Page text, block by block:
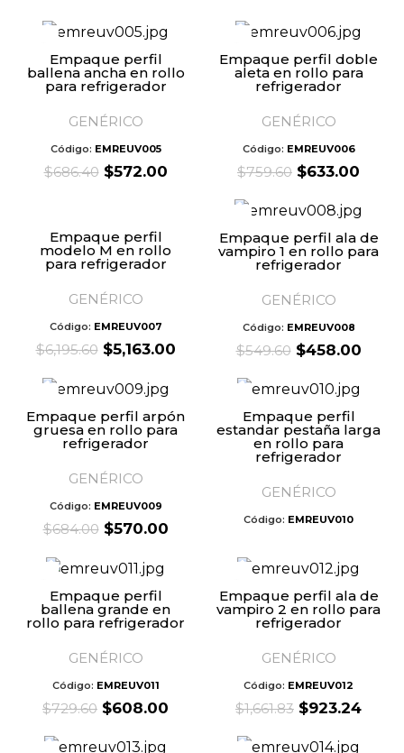
was:
$696.00.
was:
$1,426.32.
Empaque perfil
ballena ancha en rollo
para refrigerador
GENÉRICO
Código: EMREUV005
$686.40 Original
$572.00Current
Empaque perfil doble
aleta en rollo para
refrigerador
GENÉRICO
Código: EMREUV006
$759.60 Original
was:
$759.60.
$633.00
is:
Empaque perfil
modelo M en rollo
para refrigerador
GENÉRICO
Código: EMREUV007
$6,195.60 Original
was:
$6,195.60.
$5,163.00Current
Empaque perfil ala de
vampiro 1 en rollo para
refrigerador
GENÉRICO
Código: EMREUV008
$549.60 Original
was:
$549.60.
$458.00
Empaque perfil arpón
gruesa en rollo para
refrigerador
GENÉRICO
Código: EMREUV009
$684.00 Original
was:
$684.00.
$570.00Current
Empaque perfil
estandar pestaña larga
en rollo para
refrigerador
GENÉRICO
Código: EMREUV010
Empaque perfil
ballena grande en
rollo para refrigerador
GENÉRICO
Código: EMREUV011
$729.60 Original
was:
$608.00
Empaque perfil ala de
vampiro 2 en rollo para
refrigerador
GENÉRICO
Código: EMREUV012
$1,661.83 Original
was:
$923.24